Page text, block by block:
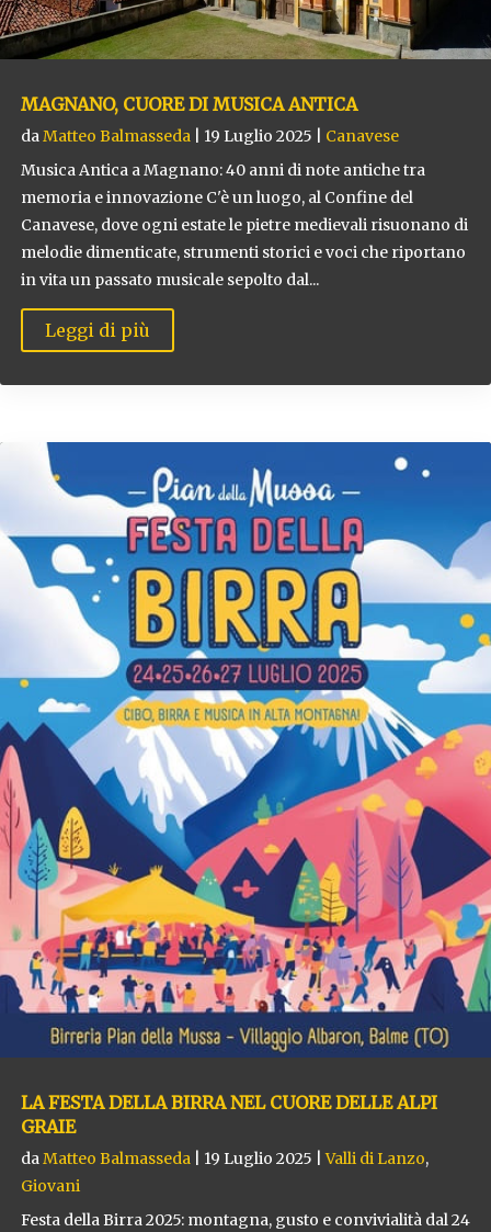
MAGNANO, CUORE DI MUSICA ANTICA
daMatteo Balmasseda 19 Luglio 2025
Canavese
Musica Antica a Magnano: 40 anni di note antiche tra
memoria e innovazione C'è un luogo, al Confine del
Canavese, dove ogni estate le pietre medievali risuonano di
melodie dimenticate, strumenti storici e voci che riportano
in vita un passato musicale sepolto dal...
Leggi di più
LA FESTA DELLA BIRRA NEL CUORE DELLE ALPI
GRAIE
daMatteo Balmasseda 19 Luglio 2025 |Valli di Lanzo,
Giovani
Festa della Birra 2025: montagna, gusto e convivialità dal 24